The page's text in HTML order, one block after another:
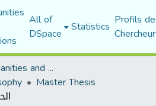
All of
DSpace Statistics Profils
Faculty of Humanities and Social Sciences
Master Thesis